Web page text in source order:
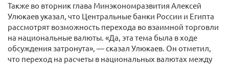
Также во вторник глава Минэкономразвития Алексей
Улюкаев указал, что Центральные банки России и Египта
рассмотрят возможность перехода во взаимной торговли
на национальные валюты. «Да, эта тема была в ходе
обсуждения затронута», — сказал Улюкаев. Он отметил,
что переход на расчеты в национальных валютах между